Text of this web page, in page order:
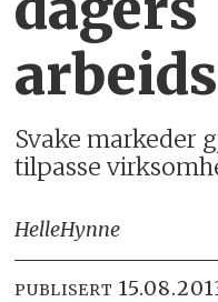
Svake markeder
tilpasse
HelleHynne
PUBLISERT